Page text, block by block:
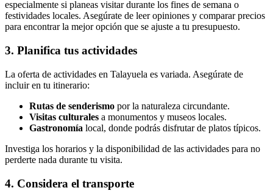
especialmente si planeas visitar durante los fines de semana o
festividades locales. Asegúrate de leer opiniones y comparar precios
para encontrar la mejor opción que se ajuste a tu presupuesto.
3. Planifica tus actividades
La oferta de actividades en Talayuela es variada. Asegúrate de
incluir en tu itinerario:
Rutas de senderismo por la naturaleza circundante.
Visitas culturales a monumentos y museos locales.
Gastronomía local, donde podrás disfrutar de platos típicos.
Investiga los horarios y la disponibilidad de las actividades para no
perderte nada durante tu visita.
4. Considera el transporte